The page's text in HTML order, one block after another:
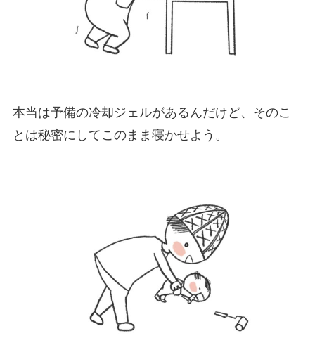
本当は予備の冷却ジェルがあるんだけど、そのこ
とは秘密にしてこのまま寝かせよう。